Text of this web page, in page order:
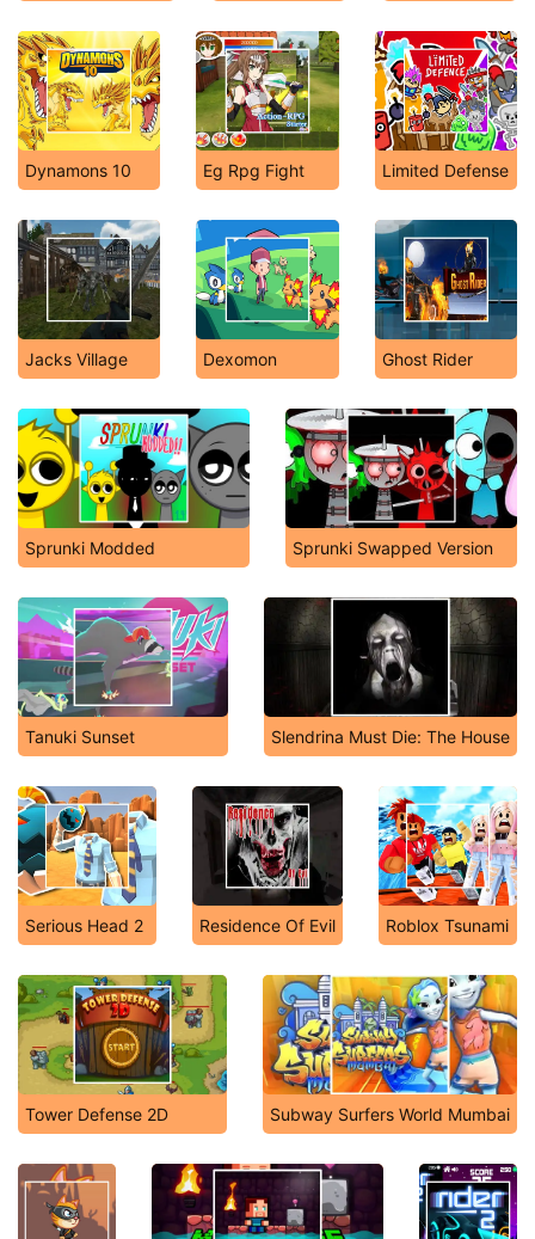
Dynamons 10 Eg Rpg Fight Limited Defense
Jacks Village Dexomon Ghost Rider
Sprunki Modded Sprunki Swapped Version
Tanuki Sunset Slendrina Must Die: The House
Serious Head 2 Residence Of Evil Roblox Tsunami
Tower Defense 2D Subway Surfers World Mumbai